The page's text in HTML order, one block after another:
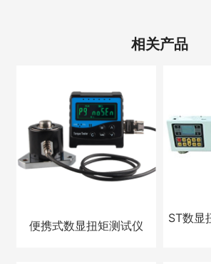
相关产品
便携式数显扭矩测试仪
ST数显